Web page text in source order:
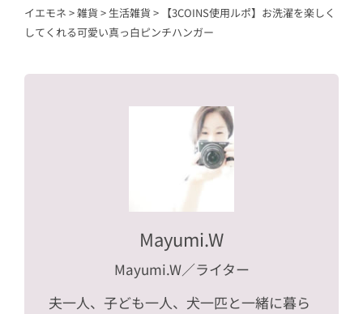
イエモネ >雑貨 > 生活雑貨 > 【3COINS使用ルポ】お洗濯を楽しく
してくれる可愛い真っ白ピンチハンガー
Mayumi.W
Mayumi.W／ライター
夫一人、子ども一人、犬一匹と一緒に暮ら